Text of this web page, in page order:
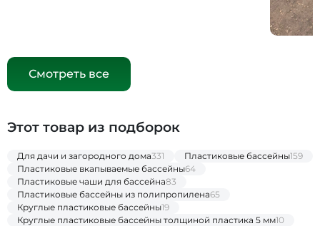
Смотреть все
Этот товар из подборок
Для дачи и загородного дома331 Пластиковые бассейны159
Пластиковые вкапываемые бассейны64
Пластиковые чаши для бассейна83
Пластиковые бассейны из полипропилена65
Круглые пластиковые бассейны19
Круглые пластиковые бассейны толщиной пластика 5 мм10